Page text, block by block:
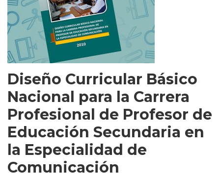
Diseño Curricular Básico
Nacional para la Carrera
Profesional de Profesor de
Educación Secundaria en
la Especialidad de
Comunicación